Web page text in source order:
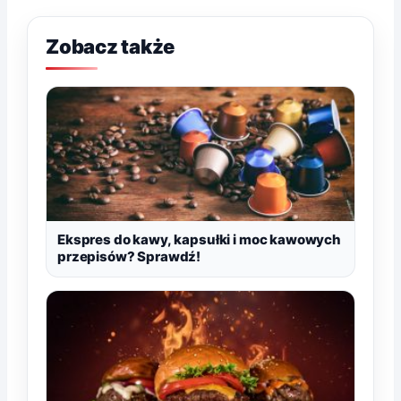
Zobacz także
Ekspres do kawy, kapsułki i moc kawowych
przepisów? Sprawdź!